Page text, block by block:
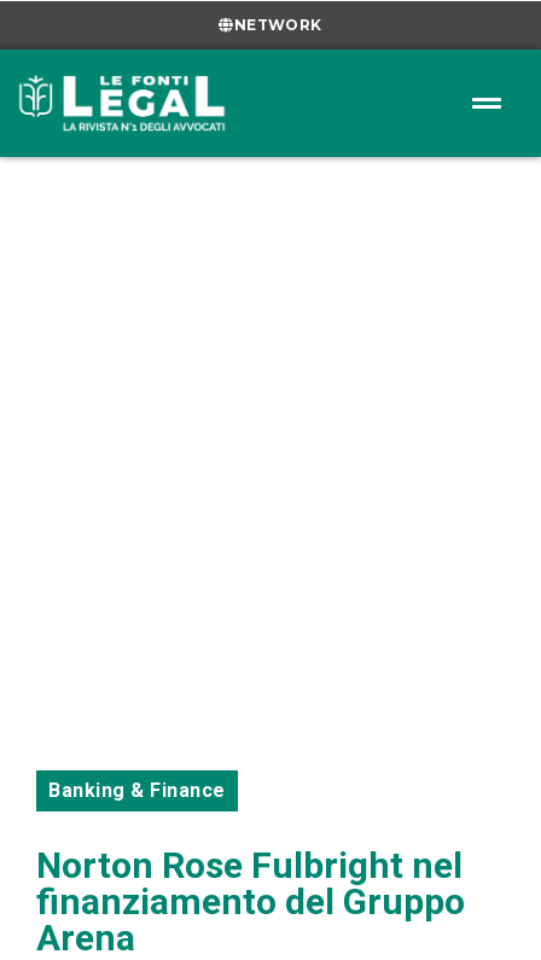
NETWORK
Banking & Finance
Norton Rose Fulbright nel
finanziamento del Gruppo
Arena